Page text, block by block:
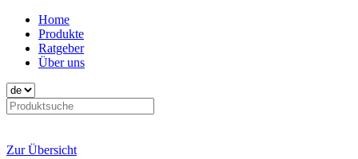
Home
Produkte
Ratgeber
Über uns
Zur Übersicht